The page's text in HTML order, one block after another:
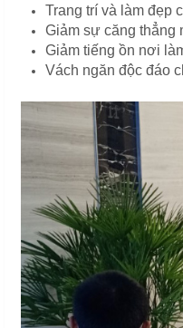
Trang trí và làm đẹp
Giảm sự căng thẳng
Giảm tiếng ồn nơi
Vách ngăn độc đáo